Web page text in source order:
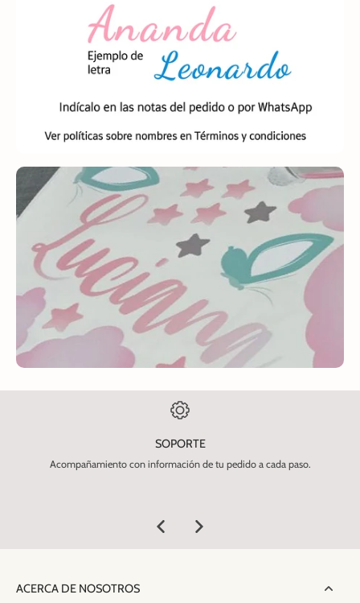
SOPORTE
Acompañamiento con información de tu pedido a cada paso.
ACERCA DE NOSOTROS